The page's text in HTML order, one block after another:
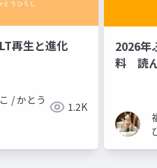
再生と進化
/ かとう
1.2K
2026年
料 読ん